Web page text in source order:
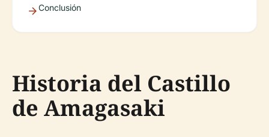
Conclusión
Historia del Castillo
de Amagasaki